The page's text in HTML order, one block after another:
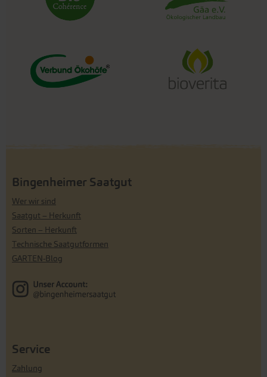
Bingenheimer Saatgut
Wer wir sind
Saatgut – Herkunft
Sorten – Herkunft
Technische Saatgutformen
GARTEN-Blog
Service
Zahlung